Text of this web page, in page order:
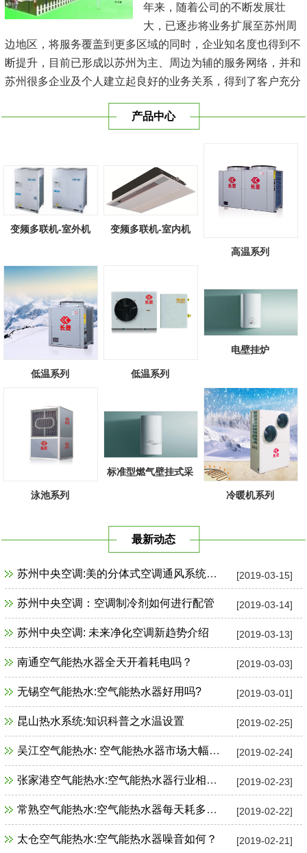
年来，随着公司的不断发展壮
大，已逐步将业务扩展至苏州周
边地区，将服务覆盖到更多区域的同时，企业知名度也得到不
断提升，目前已形成以苏州为主、周边为辅的服务网络，并和
苏州很多企业及个人建立起良好的业务关系，得到了客户充分
与时俱进，树立良好的企业形象，以优质的服务、优质的技术
产品中心
变频多联机-室外机 变频多联机-室内机
高温系列
低温系列 低温系列
电壁挂炉
泳池系列
标准型燃气壁挂式采
冷暖机系列
最新动态
[2019-03-15]
苏州中央空调:美的分体式空调通风系统故障检修
[2019-03-14]
苏州中央空调：空调制冷剂如何进行配管
[2019-03-13]
苏州中央空调: 未来净化空调新趋势介绍
[2019-03-03]
南通空气能热水器全天开着耗电吗？
[2019-03-01]
无锡空气能热水:空气能热水器好用吗?
[2019-02-25]
昆山热水系统:知识科普之水温设置
[2019-02-24]
吴江空气能热水: 空气能热水器市场大幅增长
[2019-02-23]
张家港空气能热水:空气能热水器行业相关政策一览
[2019-02-22]
常熟空气能热水:空气能热水器每天耗多少电？
[2019-02-21]
太仓空气能热水:空气能热水器噪音如何？